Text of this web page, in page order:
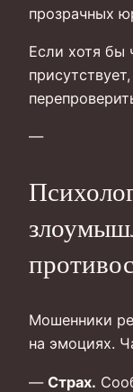
прозрачных
Если хотя бы
—
Мошенники
на эмоциях.
— Страх.